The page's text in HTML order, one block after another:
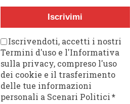
Iscrivimi
Iscrivendoti, accetti i nostri
Termini d'uso e l'Informativa
sulla privacy, compreso l'uso
dei cookie e il trasferimento
delle tue informazioni
personali a Scenari Politici*